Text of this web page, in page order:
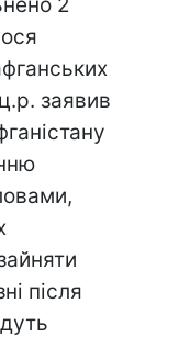
заявив
після